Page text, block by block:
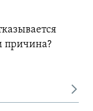
причина?